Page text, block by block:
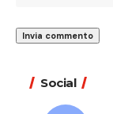
Social